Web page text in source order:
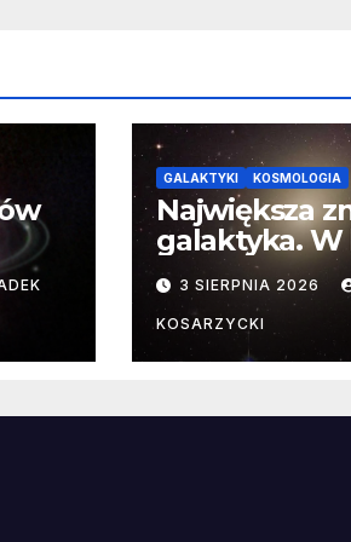
GALAKTYKI KOSMOLOGIA
Największa
galaktyka. W
poznaliśmy
faktyczne
3 SIERPNIA 2026
KOSARZYCKI